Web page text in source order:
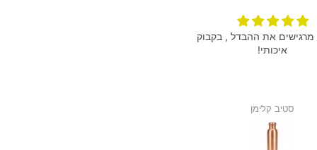
את ההבדל , בקבוק
איכותי!
סטיב קלימן